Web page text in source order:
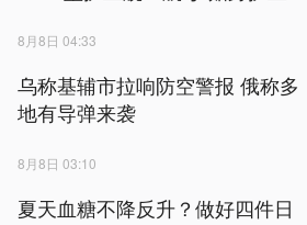
8月8日 04:33
乌称基辅市拉响防空警报 俄称多
地有导弹来袭
8月8日 03:10
夏天血糖不降反升？做好四件日